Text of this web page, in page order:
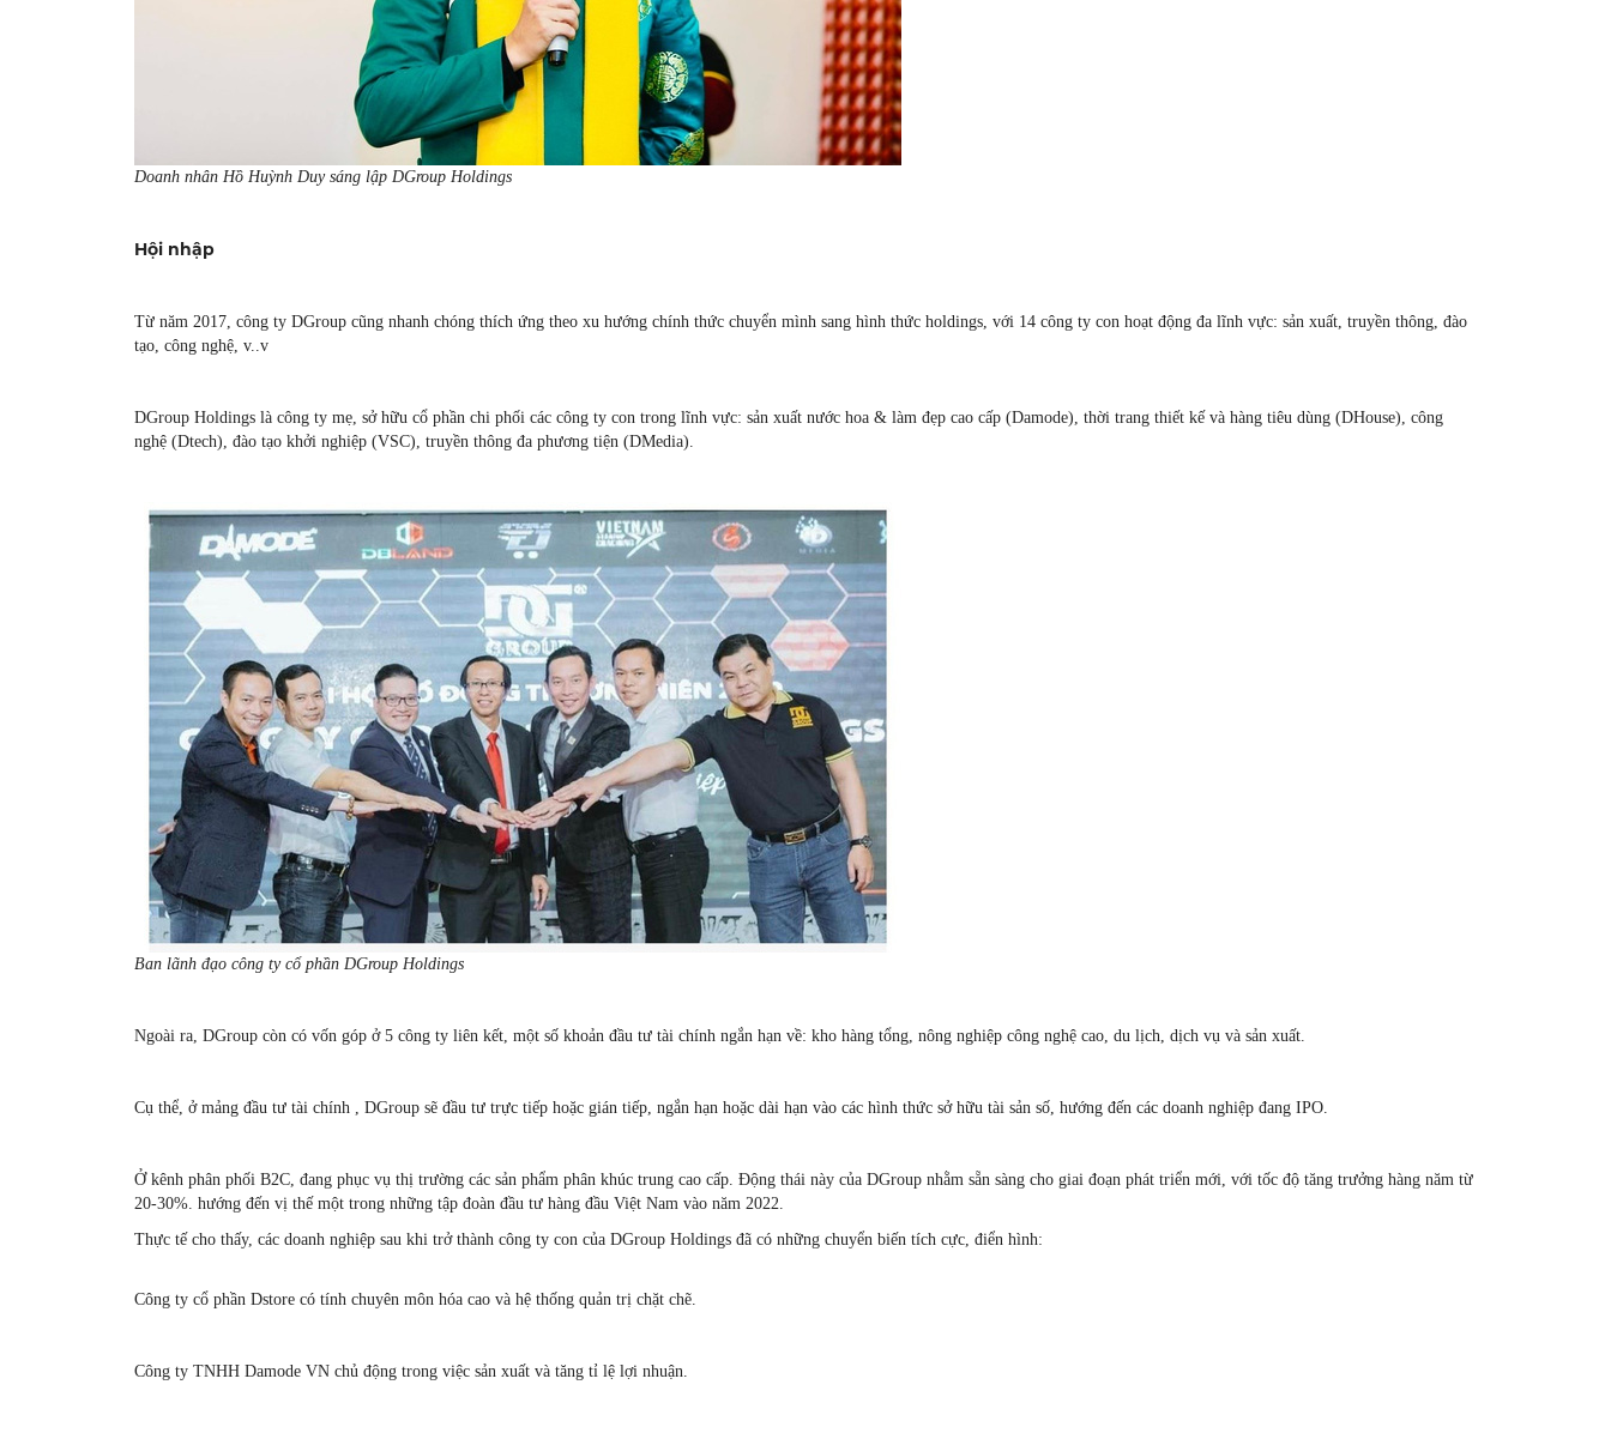
Doanh nhân Hồ Huỳnh Duy sáng lập DGroup Holdings
Hội nhập
Từ năm 2017, công ty DGroup cũng nhanh chóng thích ứng theo xu hướng chính thức chuyển mình sang hình thức holdings, với 14 công ty con hoạt động đa lĩnh vực: sản xuất, truyền thông, đào
tạo, công nghệ, v..v
DGroup Holdings là công ty mẹ, sở hữu cổ phần chi phối các công ty con trong lĩnh vực: sản xuất nước hoa & làm đẹp cao cấp (Damode), thời trang thiết kế và hàng tiêu dùng (DHouse), công
nghệ (Dtech), đào tạo khởi nghiệp (VSC), truyền thông đa phương tiện (DMedia).
Ban lãnh đạo công ty cổ phần DGroup Holdings
Ngoài ra, DGroup còn có vốn góp ở 5 công ty liên kết, một số khoản đầu tư tài chính ngắn hạn về: kho hàng tổng, nông nghiệp công nghệ cao, du lịch, dịch vụ và sản xuất.
Cụ thể, ở mảng đầu tư tài chính , DGroup sẽ đầu tư trực tiếp hoặc gián tiếp, ngắn hạn hoặc dài hạn vào các hình thức sở hữu tài sản số, hướng đến các doanh nghiệp đang IPO.
Ở kênh phân phối B2C, đang phục vụ thị trường các sản phẩm phân khúc trung cao cấp. Động thái này của DGroup nhằm sẵn sàng cho giai đoạn phát triển mới, với tốc độ tăng trưởng hàng năm từ
20-30%. hướng đến vị thế một trong những tập đoàn đầu tư hàng đầu Việt Nam vào năm 2022.
Thực tế cho thấy, các doanh nghiệp sau khi trở thành công ty con của DGroup Holdings đã có những chuyển biến tích cực, điển hình:
Công ty cổ phần Dstore có tính chuyên môn hóa cao và hệ thống quản trị chặt chẽ.
Công ty TNHH Damode VN chủ động trong việc sản xuất và tăng tỉ lệ lợi nhuận.